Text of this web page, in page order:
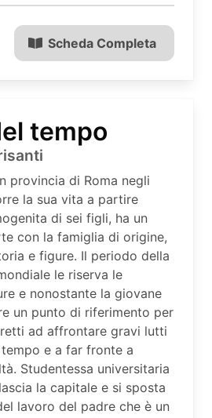
Scheda Completa
tempo
provincia di Roma negli
la sua vita a partire
di sei figli, ha un
con la famiglia di origine,
e figure. Il periodo della
le riserva le
e nonostante la giovane
un punto di riferimento per
ad affrontare gravi lutti
e a far fronte a
Studentessa universitaria
la capitale e si sposta
lavoro del padre che è un